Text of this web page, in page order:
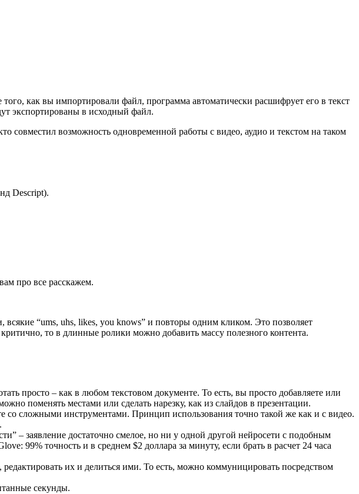
как вы импортировали файл, программа автоматически расшифрует его в текст
экспортированы в исходный файл.
совместил возможность одновременной работы с видео, аудио и текстом на таком
Descript).
про все расскажем.
всякие “ums, uhs, likes, you knows” и повторы одним кликом. Это позволяет
то в длинные ролики можно добавить массу полезного контента.
просто – как в любом текстовом документе. То есть, вы просто добавляете или
поменять местами или сделать нарезку, как из слайдов в презентации.
со сложными инструментами. Принцип использования точно такой же как и с видео.
– заявление достаточно смелое, но ни у одной другой нейросети с подобным
99% точность и в среднем $2 доллара за минуту, если брать в расчет 24 часа
их и делиться ими. То есть, можно коммуницировать посредством
секунды.